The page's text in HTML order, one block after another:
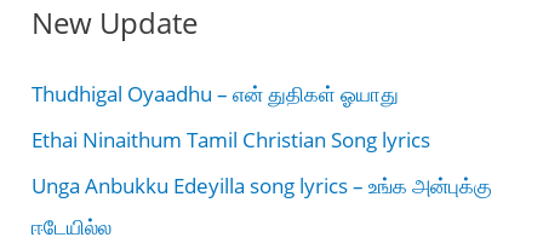
New Update
Thudhigal Oyaadhu – என் துதிகள் ஓயாது
Ethai Ninaithum Tamil Christian Song lyrics
Unga Anbukku Edeyilla song lyrics – உங்க அன்புக்கு
ஈடேயில்ல